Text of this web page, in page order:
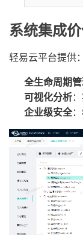
系统集成
轻易云平台提供：
全生命周期
可视化分析
企业级安全